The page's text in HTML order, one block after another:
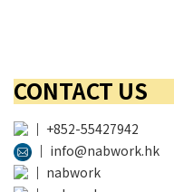
CONTACT US
│ +852-55427942
│ info@nabwork.hk
│ nabwork